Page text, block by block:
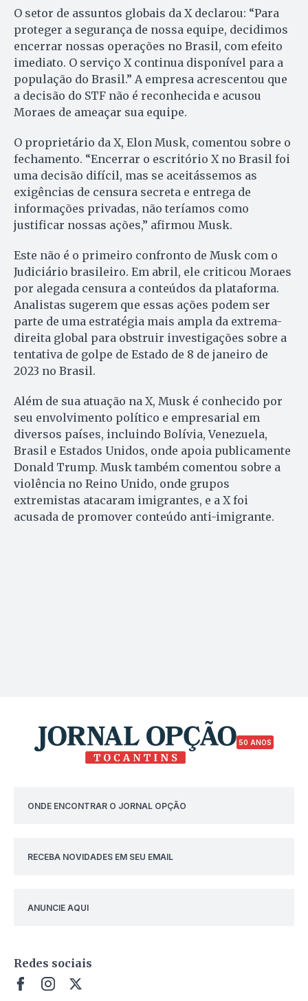
O setor de assuntos globais da X declarou: “Para
proteger a segurança de nossa equipe, decidimos
encerrar nossas operações no Brasil, com efeito
imediato. O serviço X continua disponível para a
população do Brasil.” A empresa acrescentou que
a decisão do STF não é reconhecida e acusou
Moraes de ameaçar sua equipe.
O proprietário da X, Elon Musk, comentou sobre o
fechamento. “Encerrar o escritório X no Brasil foi
uma decisão difícil, mas se aceitássemos as
exigências de censura secreta e entrega de
informações privadas, não teríamos como
justificar nossas ações,” afirmou Musk.
Este não é o primeiro confronto de Musk com o
Judiciário brasileiro. Em abril, ele criticou Moraes
por alegada censura a conteúdos da plataforma.
Analistas sugerem que essas ações podem ser
parte de uma estratégia mais ampla da extrema-
direita global para obstruir investigações sobre a
tentativa de golpe de Estado de 8 de janeiro de
2023 no Brasil.
Além de sua atuação na X, Musk é conhecido por
seu envolvimento político e empresarial em
diversos países, incluindo Bolívia, Venezuela,
Brasil e Estados Unidos, onde apoia publicamente
Donald Trump. Musk também comentou sobre a
violência no Reino Unido, onde grupos
extremistas atacaram imigrantes, e a X foi
acusada de promover conteúdo anti-imigrante.
50 ANOS
ONDE ENCONTRAR O JORNAL OPÇÃO
RECEBA NOVIDADES EM SEU EMAIL
ANUNCIE AQUI
Redes sociais